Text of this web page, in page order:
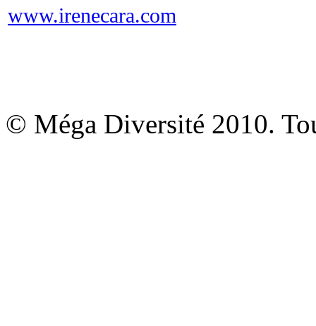
www.irenecara.com
© Méga Diversité 2010.